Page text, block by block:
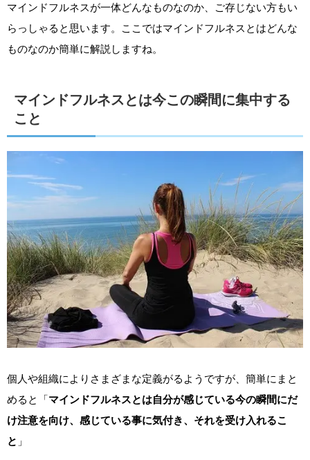
マインドフルネスが一体どんなものなのか、ご存じない方もい
らっしゃると思います。ここではマインドフルネスとはどんな
ものなのか簡単に解説しますね。
マインドフルネスとは今この瞬間に集中する
こと
個人や組織によりさまざまな定義がるようですが、簡単にまと
めると「マインドフルネスとは自分が感じている今の瞬間にだ
け注意を向け、感じている事に気付き、それを受け入れるこ
と 」